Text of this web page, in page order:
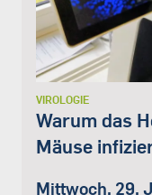
VIROLOGIE
Warum das
Mäuse
Mittwoch, 29.